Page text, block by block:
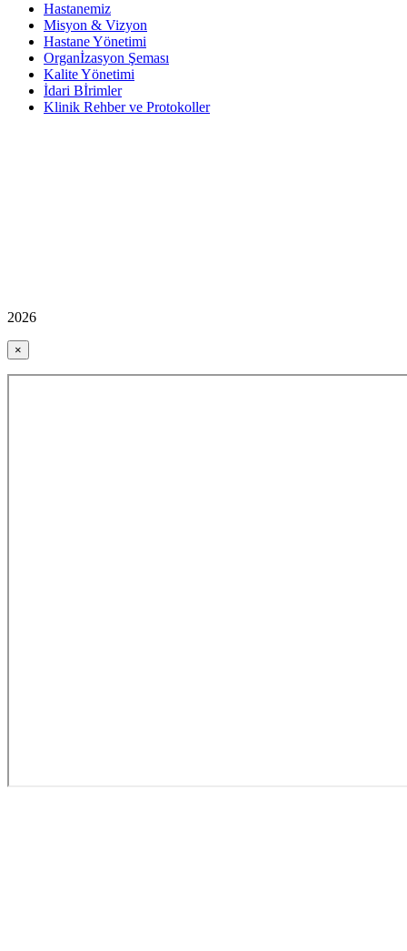
Hastanemiz
Misyon & Vizyon
Hastane Yönetimi
Organİzasyon Şeması
Kalite Yönetimi
İdari Bİrimler
Klinik Rehber ve Protokoller
2026
×